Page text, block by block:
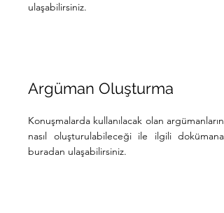
ulaşabilirsiniz.
Argüman Oluşturma
Konuşmalarda kullanılacak olan argümanların
nasıl oluşturulabileceği ile ilgili dokümana
buradan ulaşabilirsiniz.